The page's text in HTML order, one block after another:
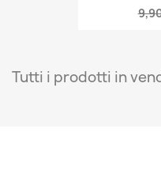
Tutti i prodotti in